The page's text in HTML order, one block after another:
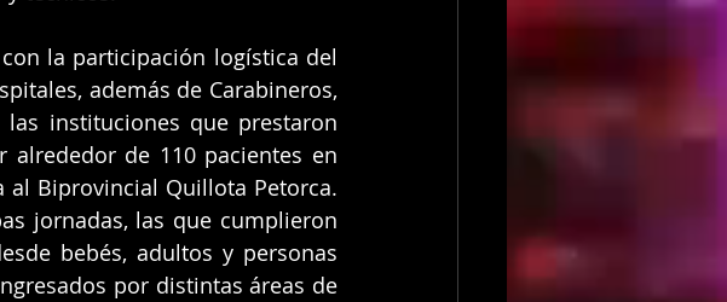
la participación logística del
además de Carabineros,
instituciones que prestaron
de 110 pacientes en
Biprovincial Quillota Petorca.
jornadas, las que cumplieron
bebés, adultos y personas
por distintas áreas de